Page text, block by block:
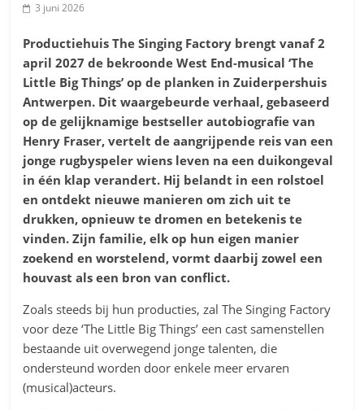
3 juni 2026
Productiehuis The Singing Factory brengt vanaf 2
april 2027 de bekroonde West End-musical ‘The
Little Big Things’ op de planken in Zuiderpershuis
Antwerpen. Dit waargebeurde verhaal, gebaseerd
op de gelijknamige bestseller autobiografie van
Henry Fraser, vertelt de aangrijpende reis van een
jonge rugbyspeler wiens leven na een duikongeval
in één klap verandert. Hij belandt in een rolstoel
en ontdekt nieuwe manieren om zich uit te
drukken, opnieuw te dromen en betekenis te
vinden. Zijn familie, elk op hun eigen manier
zoekend en worstelend, vormt daarbij zowel een
houvast als een bron van conflict.
Zoals steeds bij hun producties, zal The Singing Factory
voor deze ‘The Little Big Things’ een cast samenstellen
bestaande uit overwegend jonge talenten, die
ondersteund worden door enkele meer ervaren
(musical)acteurs.